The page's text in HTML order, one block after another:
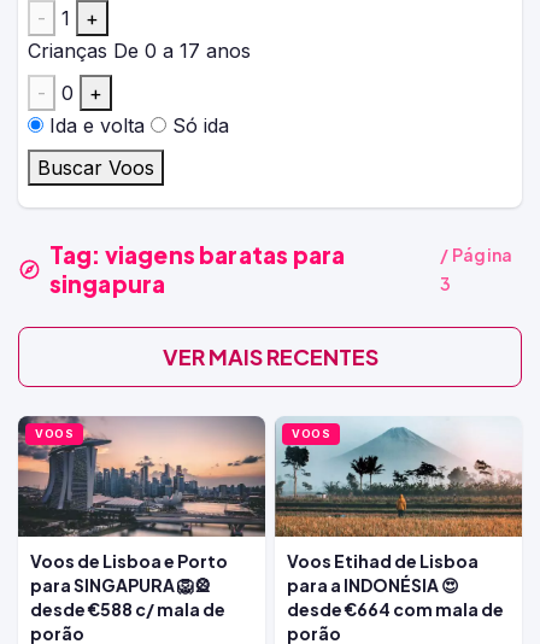
-
1
+
Crianças De 0 a 17 anos
-
0
+
Ida e volta
Só ida
Buscar Voos
Tag: viagens baratas para
singapura
/ Página
3
VER MAIS RECENTES
VOOS
Voos de Lisboa e Porto
para SINGAPURA 🦁🎡
desde €588 c/ mala de
porão
VOOS
Voos Etihad de Lisboa
para a INDONÉSIA 😍
desde €664 com mala de
porão